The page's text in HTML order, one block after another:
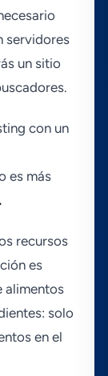
servidores
un sitio
con un
es más
recursos
es
alimentos
solo
en el